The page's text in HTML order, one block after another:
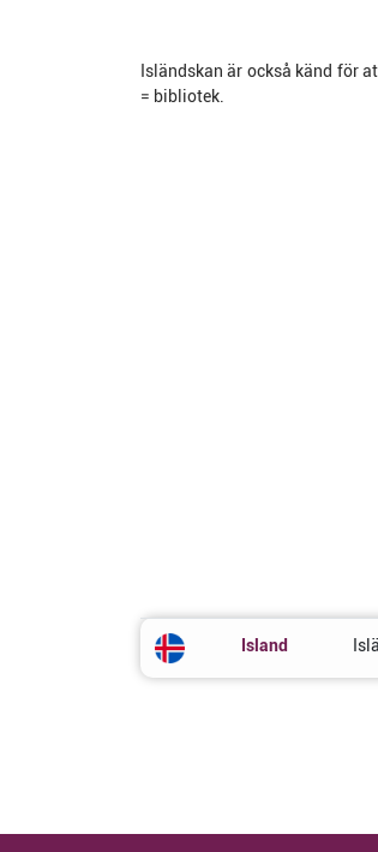
Isländskan är också känd för
= bibliotek.
Island